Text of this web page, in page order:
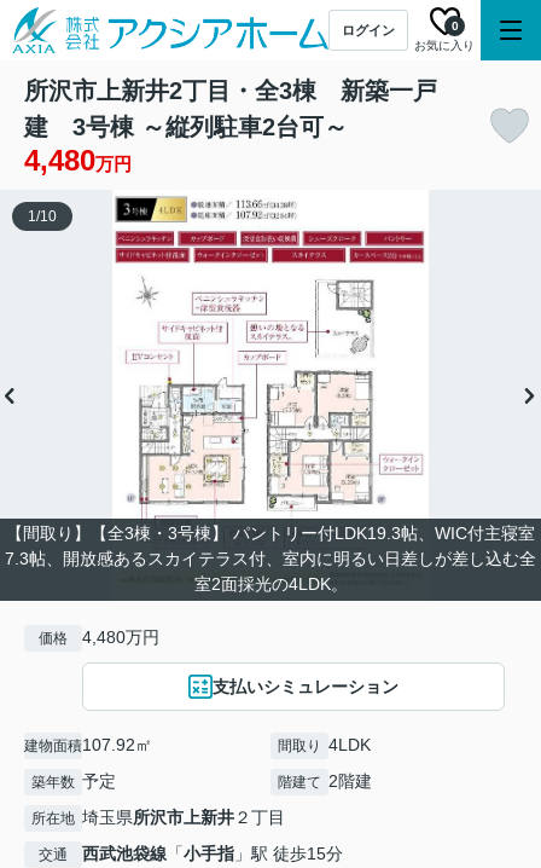
ログイン
お気に入り
0
所沢市上新井2丁目・全3棟 新築一戸
建 3号棟 ～縦列駐車2台可～
4,480万円
【間取り】【全3棟・3号棟】 パントリー付LDK19.3帖、WIC付主寝室
7.3帖、開放感あるスカイテラス付、室内に明るい日差しが差し込む全
室2面採光の4LDK。
1/10
価格 4,480万円
支払いシミュレーション
建物面積107.92㎡ 間取り 4LDK
築年数 予定 階建て 2階建
所在地 埼玉県所沢市上新井２丁目
交通 西武池袋線 「小手指 」駅 徒歩15分